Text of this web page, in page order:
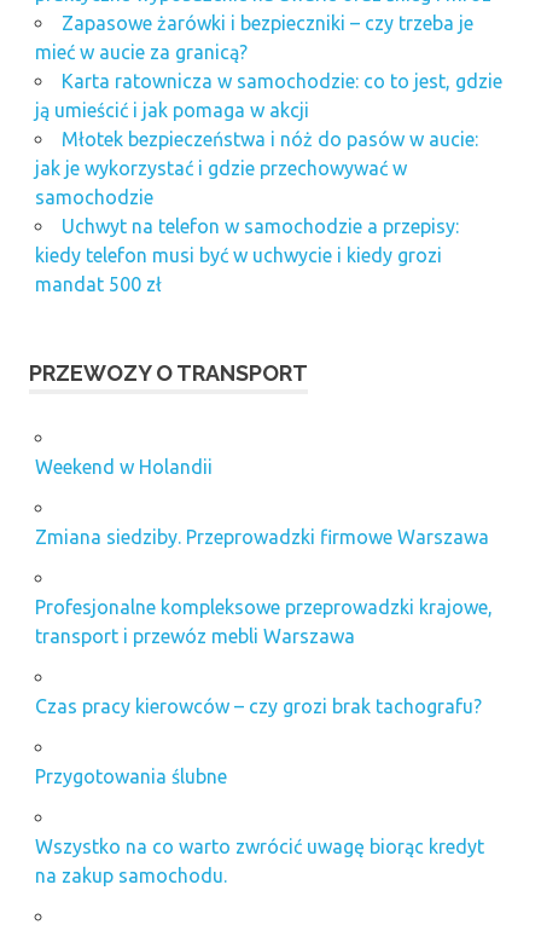
Zapasowe żarówki i bezpieczniki – czy trzeba je
mieć w aucie za granicą?
Karta ratownicza w samochodzie: co to jest, gdzie
ją umieścić i jak pomaga w akcji
Młotek bezpieczeństwa i nóż do pasów w aucie:
jak je wykorzystać i gdzie przechowywać w
samochodzie
Uchwyt na telefon w samochodzie a przepisy:
kiedy telefon musi być w uchwycie i kiedy grozi
mandat 500 zł
PRZEWOZY O TRANSPORT
Weekend w Holandii
Zmiana siedziby. Przeprowadzki firmowe Warszawa
Profesjonalne kompleksowe przeprowadzki krajowe,
transport i przewóz mebli Warszawa
Czas pracy kierowców – czy grozi brak tachografu?
Przygotowania ślubne
Wszystko na co warto zwrócić uwagę biorąc kredyt
na zakup samochodu.